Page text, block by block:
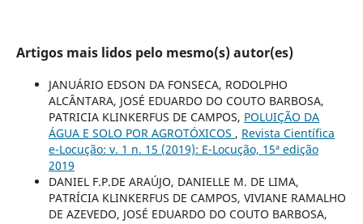
Artigos mais lidos pelo mesmo(s) autor(es)
JANUÁRIO EDSON DA FONSECA, RODOLPHO
ALCÂNTARA, JOSÉ EDUARDO DO COUTO BARBOSA,
PATRICIA KLINKERFUS DE CAMPOS, POLUIÇÃO DA
ÁGUA E SOLO POR AGROTÓXICOS , Revista Científica
e-Locução: v. 1 n. 15 (2019): E-Locução, 15ª edição
2019
DANIEL F.P.DE ARAÚJO, DANIELLE M. DE LIMA,
PATRÍCIA KLINKERFUS DE CAMPOS, VIVIANE RAMALHO
DE AZEVEDO, JOSÉ EDUARDO DO COUTO BARBOSA,